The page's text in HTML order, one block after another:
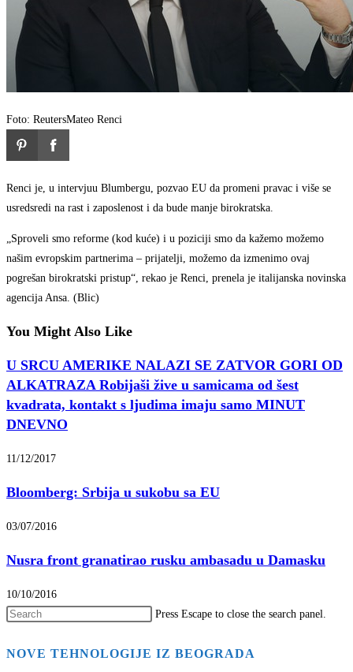
Foto: ReutersMateo Renci
Renci je, u intervjuu Blumbergu, pozvao EU da promeni pravac i više se
usredsredi na rast i zaposlenost i da bude manje birokratska.
„Sproveli smo reforme (kod kuće) i u poziciji smo da kažemo možemo
našim evropskim partnerima – prijatelji, možemo da izmenimo ovaj
pogrešan birokratski pristup“, rekao je Renci, prenela je italijanska novinska
agencija Ansa. (Blic)
You Might Also Like
U SRCU AMERIKE NALAZI SE ZATVOR GORI OD
ALKATRAZA Robijaši žive u samicama od šest
kvadrata, kontakt s ljudima imaju samo MINUT
DNEVNO
11/12/2017
Bloomberg: Srbija u sukobu sa EU
03/07/2016
Nusra front granatirao rusku ambasadu u Damasku
10/10/2016
Press Escape to close the search panel.
NOVE TEHNOLOGIJE IZ BEOGRADA